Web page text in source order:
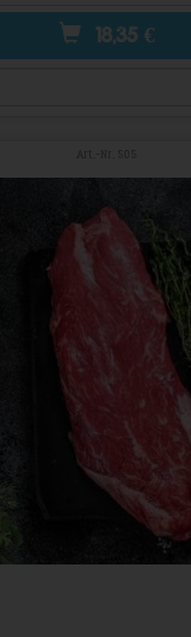
18,35 €